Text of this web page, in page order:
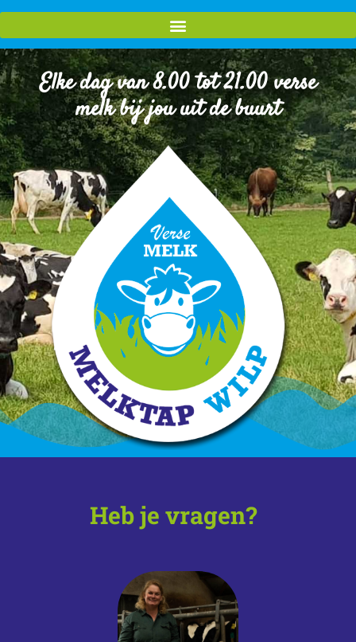
Elke dag van 8.00 tot 21.00 verse
melk bij jou uit de buurt
Heb je vragen?